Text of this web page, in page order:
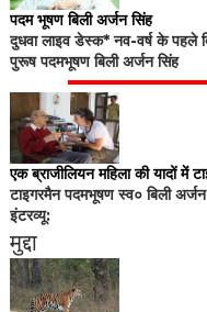
पदम भूषण बिली अर्जन सिंह
दुधवा लाइव डेस्क* नव-वर्ष के पहले
पुरूष पदमभूषण बिली अर्जन सिंह
एक ब्राजीलियन महिला की यादों में
टाइगरमैन पदमभूषण स्व० बिली
इंटरव्यू:
मुद्दा